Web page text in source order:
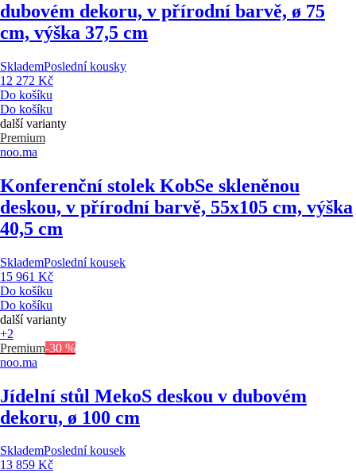
dubovém dekoru, v přírodní barvě, ø 75
cm, výška 37,5 cm
SklademPoslední kousky
12 272 Kč
Do košíku
Do košíku
další varianty
Premium
noo.ma
Konferenční stolek KobSe skleněnou
deskou, v přírodní barvě, 55x105 cm, výška
40,5 cm
SklademPoslední kousek
15 961 Kč
Do košíku
Do košíku
další varianty
+2
Premium-30 %
noo.ma
Jídelní stůl MekoS deskou v dubovém
dekoru, ø 100 cm
SklademPoslední kousek
13 859 Kč